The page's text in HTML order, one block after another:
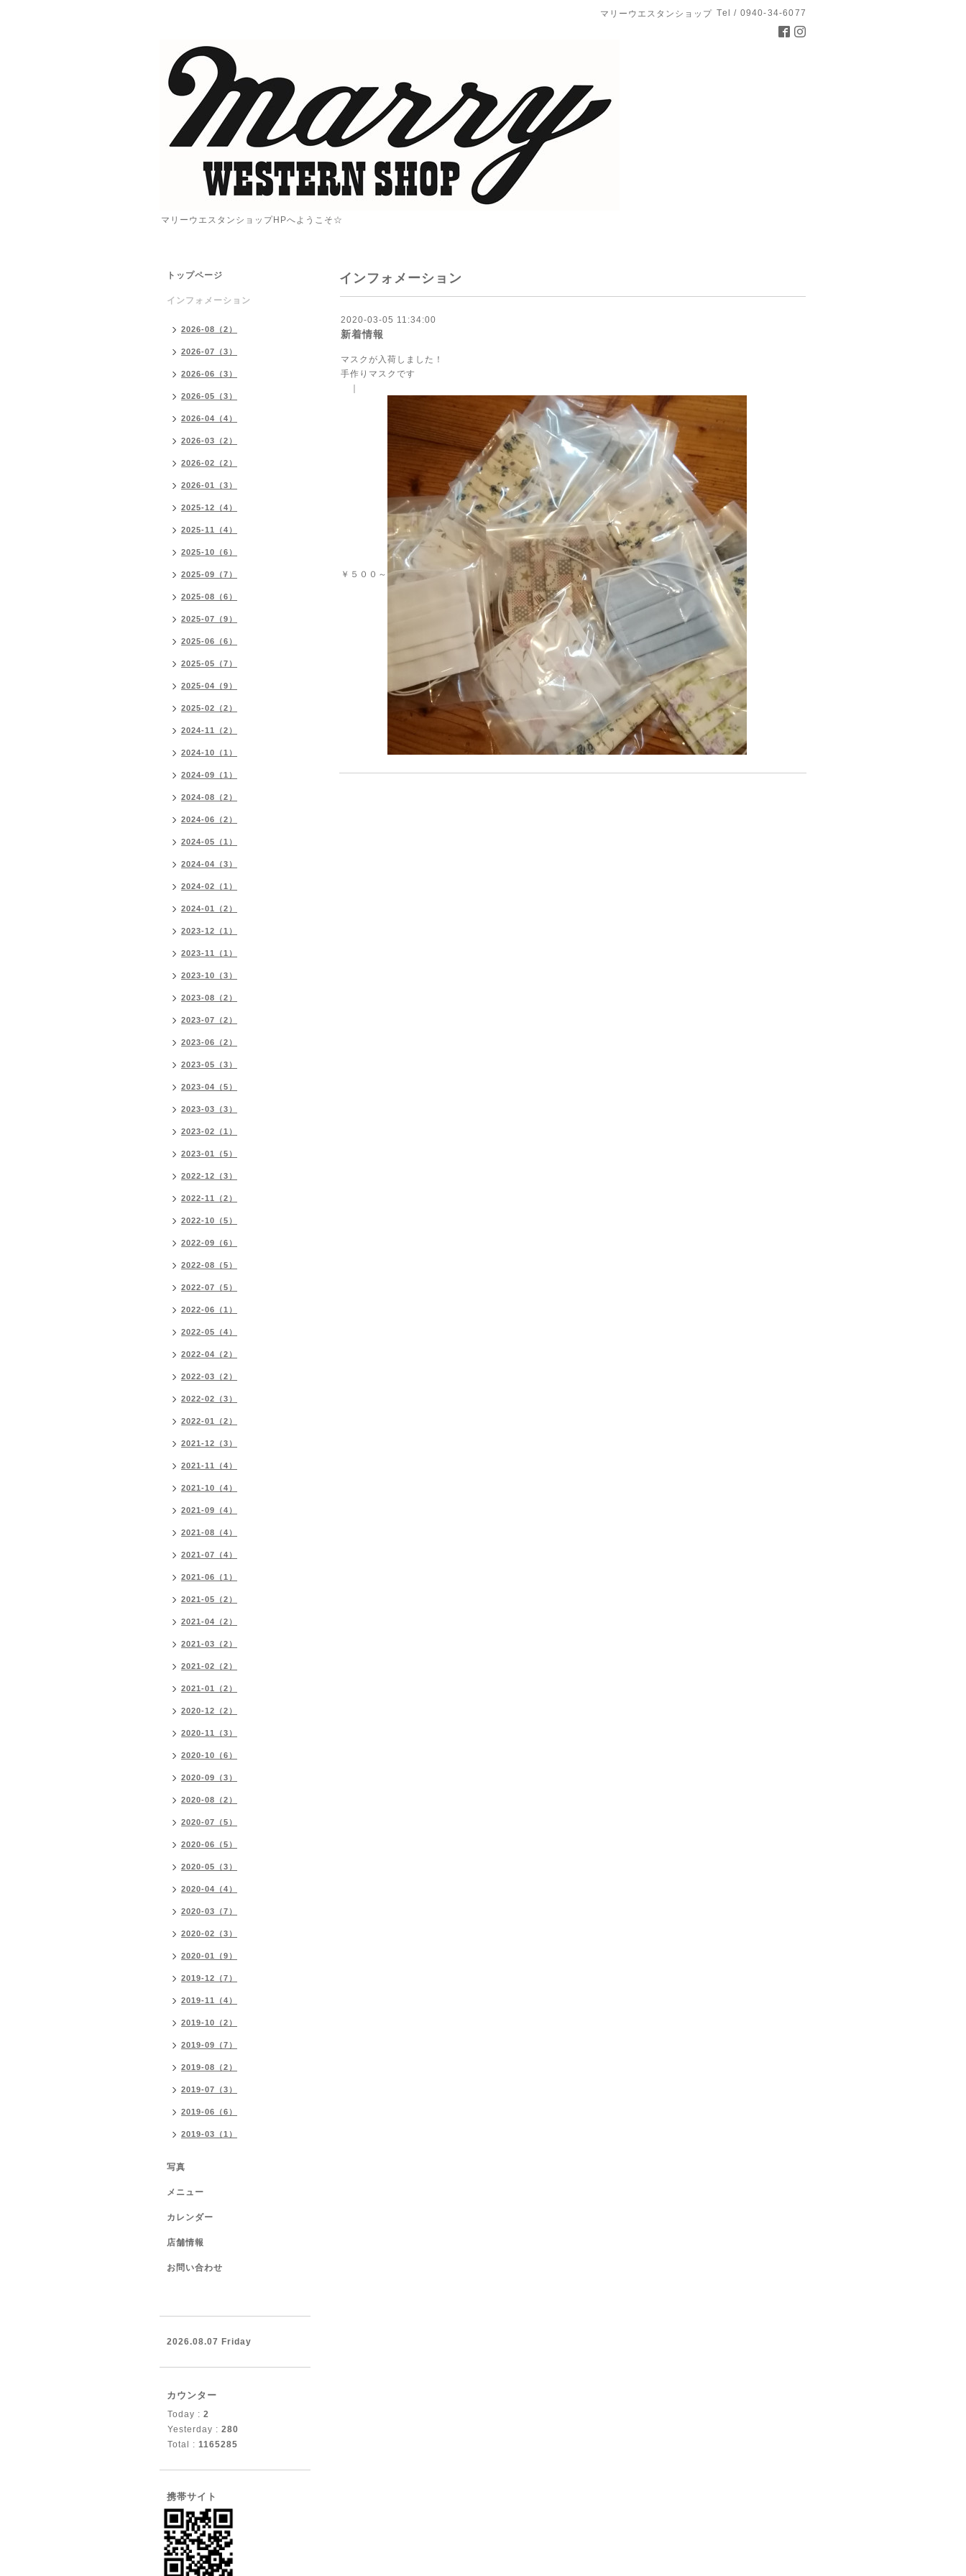
マリーウエスタンショップ Tel / 0940-34-6077
マリーウエスタンショップHPへようこそ☆
インフォメーション
2020-03-05 11:34:00
新着情報
マスクが入荷しました！
手作りマスクです
￥５００～
トップページ
インフォメーション
2026-08（2）
2026-07（3）
2026-06（3）
2026-05（3）
2026-04（4）
2026-03（2）
2026-02（2）
2026-01（3）
2025-12（4）
2025-11（4）
2025-10（6）
2025-09（7）
2025-08（6）
2025-07（9）
2025-06（6）
2025-05（7）
2025-04（9）
2025-02（2）
2024-11（2）
2024-10（1）
2024-09（1）
2024-08（2）
2024-06（2）
2024-05（1）
2024-04（3）
2024-02（1）
2024-01（2）
2023-12（1）
2023-11（1）
2023-10（3）
2023-08（2）
2023-07（2）
2023-06（2）
2023-05（3）
2023-04（5）
2023-03（3）
2023-02（1）
2023-01（5）
2022-12（3）
2022-11（2）
2022-10（5）
2022-09（6）
2022-08（5）
2022-07（5）
2022-06（1）
2022-05（4）
2022-04（2）
2022-03（2）
2022-02（3）
2022-01（2）
2021-12（3）
2021-11（4）
2021-10（4）
2021-09（4）
2021-08（4）
2021-07（4）
2021-06（1）
2021-05（2）
2021-04（2）
2021-03（2）
2021-02（2）
2021-01（2）
2020-12（2）
2020-11（3）
2020-10（6）
2020-09（3）
2020-08（2）
2020-07（5）
2020-06（5）
2020-05（3）
2020-04（4）
2020-03（7）
2020-02（3）
2020-01（9）
2019-12（7）
2019-11（4）
2019-10（2）
2019-09（7）
2019-08（2）
2019-07（3）
2019-06（6）
2019-03（1）
写真
メニュー
カレンダー
店舗情報
お問い合わせ
2026.08.07 Friday
カウンター
Today : 2
Yesterday : 280
Total : 1165285
携帯サイト